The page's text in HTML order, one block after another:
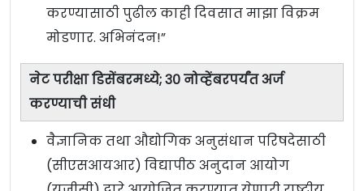
करण्यासाठी पुढील काही दिवसात माझा विक्रम
मोडणार. अभिनंदन!”
नेट परीक्षा डिसेंबरमध्ये; ३० नोव्हेंबरपर्यंत अर्ज
करण्याची संधी
वैज्ञानिक तथा औद्योगिक अनुसंधान परिषदेसाठी
(सीएसआयआर) विद्यापीठ अनुदान आयोग